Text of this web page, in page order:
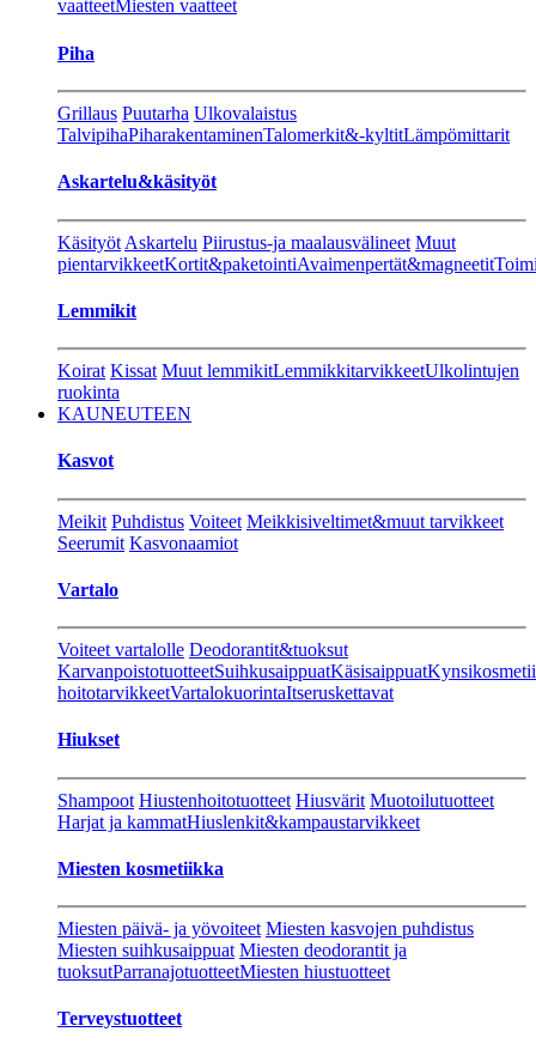
vaatteetMiesten vaatteet
Piha
Grillaus Puutarha Ulkovalaistus
TalvipihaPiharakentaminenTalomerkit&-kyltitLämpömittarit
Askartelu&käsityöt
Käsityöt Askartelu Piirustus-ja maalausvälineet Muut
pientarvikkeetKortit&paketointiAvaimenpertät&magneetit
Lemmikit
Koirat Kissat Muut lemmikitLemmikkitarvikkeetUlkolintujen
ruokinta
KAUNEUTEEN
Kasvot
Meikit Puhdistus Voiteet Meikkisiveltimet&muut tarvikkeet
Seerumit Kasvonaamiot
Vartalo
Voiteet vartalolle Deodorantit&tuoksut
KarvanpoistotuotteetSuihkusaippuatKäsisaippuat
hoitotarvikkeetVartalokuorintaItseruskettavat
Hiukset
Shampoot Hiustenhoitotuotteet Hiusvärit Muotoilutuotteet
Harjat ja kammatHiuslenkit&kampaustarvikkeet
Miesten kosmetiikka
Miesten päivä- ja yövoiteet Miesten kasvojen puhdistus
Miesten suihkusaippuat Miesten deodorantit ja
tuoksutParranajotuotteetMiesten hiustuotteet
Terveystuotteet